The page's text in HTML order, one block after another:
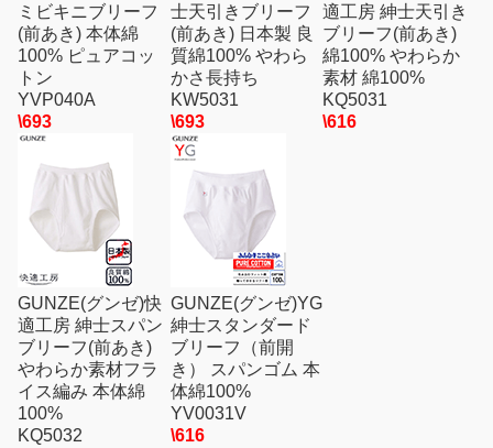
ミビキニブリーフ
(前あき) 本体綿
100% ピュアコッ
トン
YVP040A
\693
士天引きブリーフ
(前あき) 日本製 良
質綿100% やわら
かさ長持ち
KW5031
\693
適工房 紳士天引き
ブリーフ(前あき)
綿100% やわらか
素材 綿100%
KQ5031
\616
GUNZE(グンゼ)快
適工房 紳士スパン
ブリーフ(前あき)
やわらか素材フラ
イス編み 本体綿
100%
KQ5032
GUNZE(グンゼ)YG
紳士スタンダード
ブリーフ（前開
き） スパンゴム 本
体綿100%
YV0031V
\616